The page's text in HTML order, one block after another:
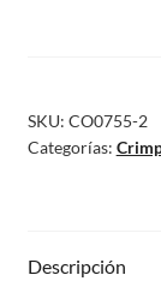
SKU: CO0755-2
Categorías:
Descripción